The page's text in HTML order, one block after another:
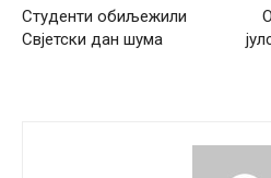
Студенти обиљежили
Свјетски дан шума